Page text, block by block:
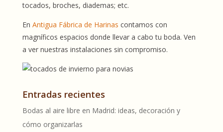
tocados, broches, diademas; etc.
En Antigua Fábrica de Harinas contamos con
magníficos espacios donde llevar a cabo tu boda. Ven
a ver nuestras instalaciones sin compromiso.
Entradas recientes
Bodas al aire libre en Madrid: ideas, decoración y
cómo organizarlas